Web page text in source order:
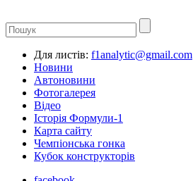
Для листів: f1analytic@gmail.com
Новини
Автоновини
Фотогалерея
Відео
Історія Формули-1
Карта сайту
Чемпіонська гонка
Кубок конструкторів